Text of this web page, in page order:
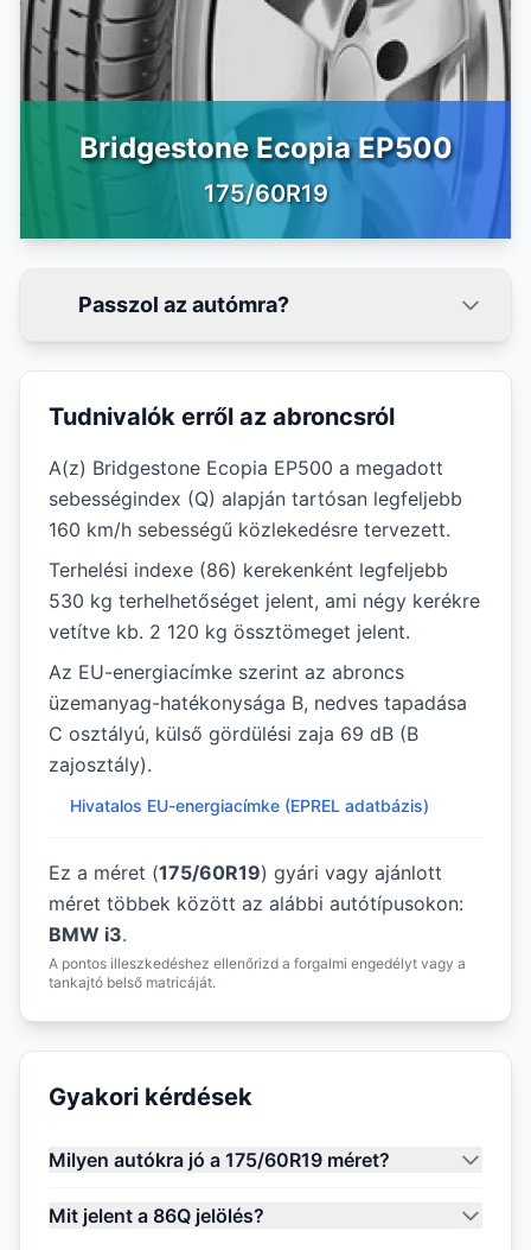
Bridgestone Ecopia EP500
175/60R19
Passzol az autómra?
Tudnivalók erről az abroncsról
A(z) Bridgestone Ecopia EP500 a megadott
sebességindex (Q) alapján tartósan legfeljebb
160 km/h sebességű közlekedésre tervezett.
Terhelési indexe (86) kerekenként legfeljebb
530 kg terhelhetőséget jelent, ami négy kerékre
vetítve kb. 2 120 kg össztömeget jelent.
Az EU-energiacímke szerint az abroncs
üzemanyag-hatékonysága B, nedves tapadása
C osztályú, külső gördülési zaja 69 dB (B
zajosztály).
Hivatalos EU-energiacímke (EPREL adatbázis)
Ez a méret (175/60R19) gyári vagy ajánlott
méret többek között az alábbi autótípusokon:
BMW i3.
A pontos illeszkedéshez ellenőrizd a forgalmi engedélyt vagy a
tankajtó belső matricáját.
Gyakori kérdések
Milyen autókra jó a 175/60R19 méret?
Mit jelent a 86Q jelölés?